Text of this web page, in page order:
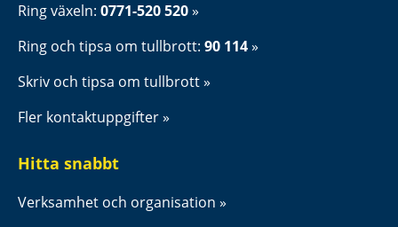
Ring växeln: 0771-520 520
Ring och tipsa om tullbrott: 90 114
Skriv och tipsa om tullbrott
Fler kontaktuppgifter
Hitta snabbt
Verksamhet och organisation